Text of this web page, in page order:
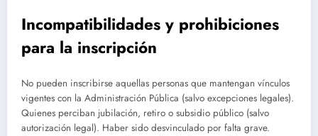
Incompatibilidades y prohibiciones
para la inscripción
No pueden inscribirse aquellas personas que mantengan vínculos
vigentes con la Administración Pública (salvo excepciones legales).
Quienes perciban jubilación, retiro o subsidio público (salvo
autorización legal). Haber sido desvinculado por falta grave.